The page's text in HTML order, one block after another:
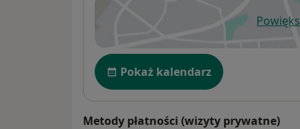
Dostępność
Pokaż kalendarz
Metody płatności (wizyty prywatne)